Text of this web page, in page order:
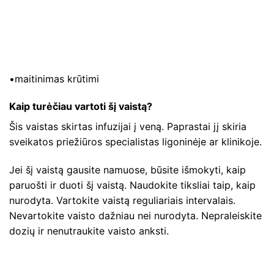
•maitinimas krūtimi
Kaip turėčiau vartoti šį vaistą?
Šis vaistas skirtas infuzijai į veną. Paprastai jį skiria
sveikatos priežiūros specialistas ligoninėje ar klinikoje.
Jei šį vaistą gausite namuose, būsite išmokyti, kaip
paruošti ir duoti šį vaistą. Naudokite tiksliai taip, kaip
nurodyta. Vartokite vaistą reguliariais intervalais.
Nevartokite vaisto dažniau nei nurodyta. Nepraleiskite
dozių ir nenutraukite vaisto anksti.